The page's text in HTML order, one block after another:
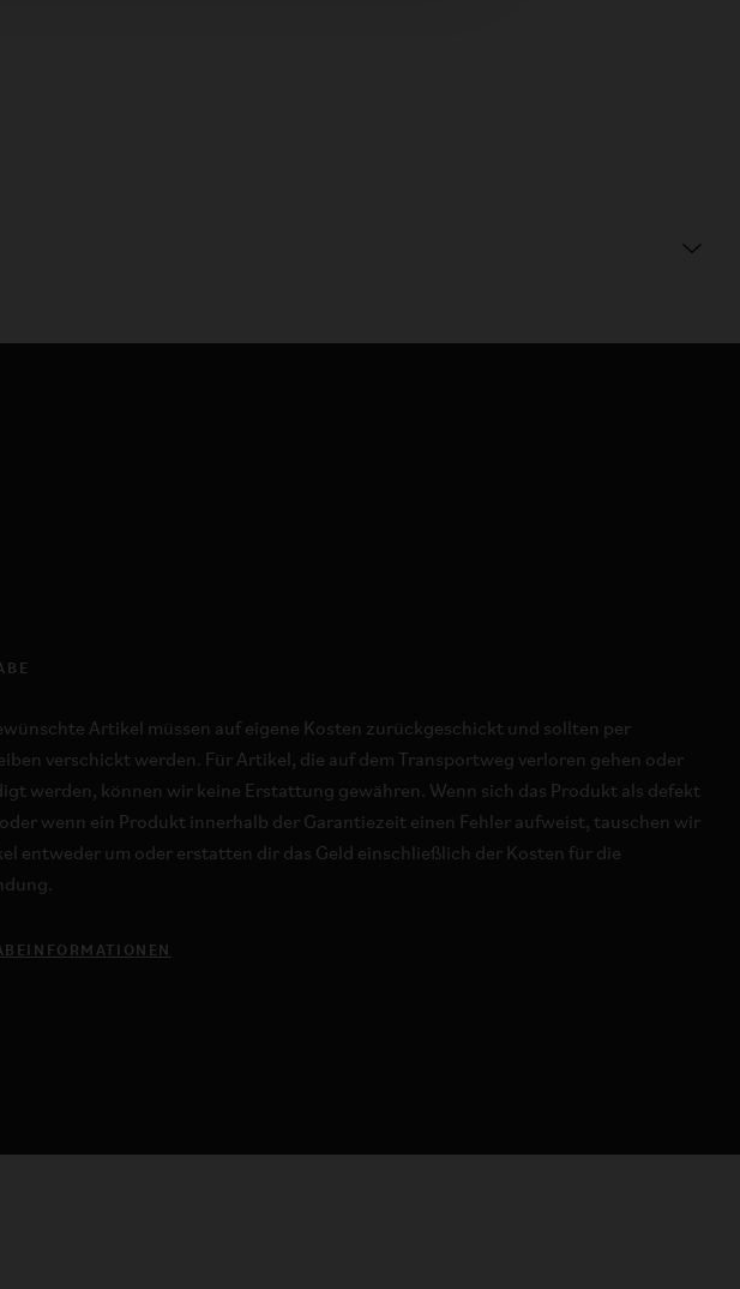
Artikel müssen auf eigene Kosten zurückgeschickt und sollten per
verschickt werden. Für Artikel, die auf dem Transportweg verloren gehen oder
werden, können wir keine Erstattung gewähren. Wenn sich das Produkt als defekt
wenn ein Produkt innerhalb der Garantiezeit einen Fehler aufweist, tauschen wir
entweder um oder erstatten dir das Geld einschließlich der Kosten für die